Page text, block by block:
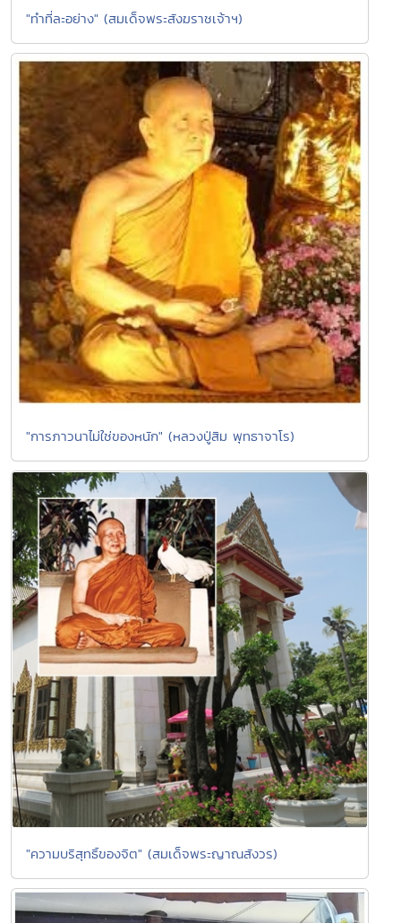
"ทำที่ละอย่าง" (สมเด็จพระสังฆราชเจ้าฯ)
"การภาวนาไม่ใช่ของหนัก" (หลวงปู่สิม พุทธาจาโร)
"ความบริสุทธิ์ของจิต" (สมเด็จพระญาณสังวร)